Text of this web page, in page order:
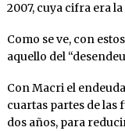
2007, cuya cifra era
Como se ve, con
aquello del
Con Macri el
cuartas partes de
dos años, para